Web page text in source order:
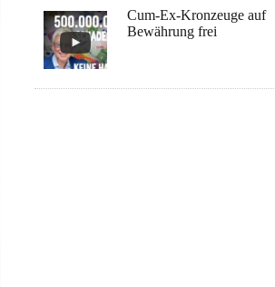
Cum-Ex-Kronzeuge auf
Bewährung frei